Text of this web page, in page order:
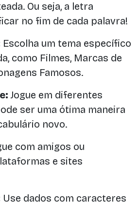
Ou seja, a letra
no fim de cada palavra!
Escolha um tema específico
como Filmes, Marcas de
Famosos.
Jogue em diferentes
ser uma ótima maneira
novo.
com amigos ou
e sites
Use dados com caracteres